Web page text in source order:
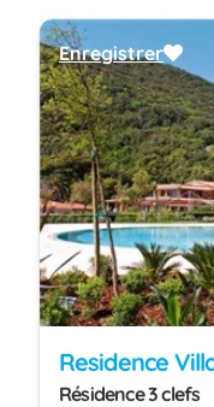
Residence
Résidence 3 clefs
Enregistrer